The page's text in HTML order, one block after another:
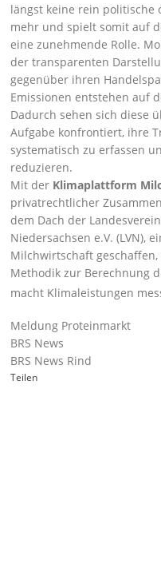
längst keine rein politische
mehr und spielt somit auf
eine zunehmende Rolle.
der transparenten
gegenüber ihren
Emissionen entstehen auf
Dadurch sehen sich diese
Aufgabe konfrontiert, ihre
systematisch zu erfassen
reduzieren.
Mit der Klimaplattform
privatrechtlicher
dem Dach der
Niedersachsen e.V. (LVN),
Milchwirtschaft
Methodik zur Berechnung
macht Klimaleistungen
Meldung Proteinmarkt
BRS News
BRS News Rind
Teilen